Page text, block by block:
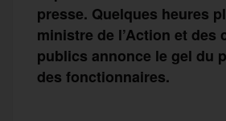
presse. Quelques heures
ministre de l’Action et des
publics annonce le gel du
des fonctionnaires.